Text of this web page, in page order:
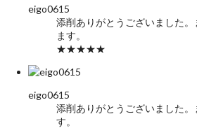
eigo0615
添削ありがとうございました
ます。
★★★★★
eigo0615
添削ありがとうございました
す。